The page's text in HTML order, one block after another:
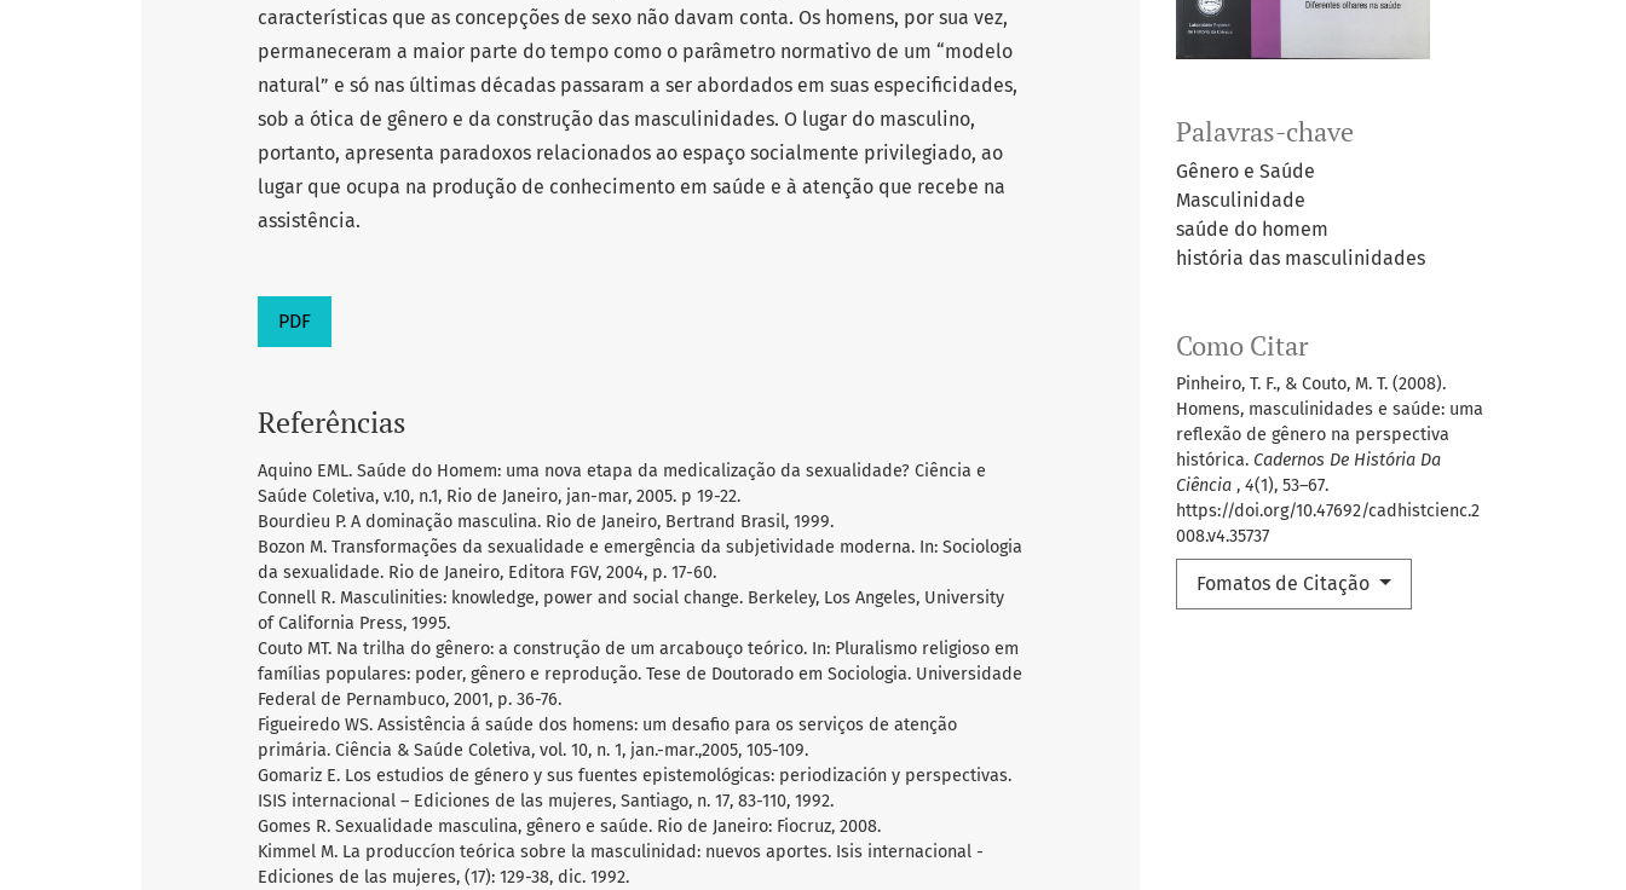
Palavras-chave
Gênero e Saúde
Masculinidade
saúde do homem
história das masculinidades
Como Citar
Pinheiro, T. F., & Couto, M. T. (2008).
Homens, masculinidades e saúde: uma
reflexão de gênero na perspectiva
histórica. Cadernos De História Da
Ciência , 4(1), 53–67.
https://doi.org/10.47692/cadhistcienc.2
008.v4.35737
Fomatos de Citação
características que as concepções de sexo não davam conta. Os homens, por sua vez,
permaneceram a maior parte do tempo como o parâmetro normativo de um “modelo
natural” e só nas últimas décadas passaram a ser abordados em suas especificidades,
sob a ótica de gênero e da construção das masculinidades. O lugar do masculino,
portanto, apresenta paradoxos relacionados ao espaço socialmente privilegiado, ao
lugar que ocupa na produção de conhecimento em saúde e à atenção que recebe na
assistência.
PDF
Referências
Aquino EML. Saúde do Homem: uma nova etapa da medicalização da sexualidade? Ciência e
Saúde Coletiva, v.10, n.1, Rio de Janeiro, jan-mar, 2005. p 19-22.
Bourdieu P. A dominação masculina. Rio de Janeiro, Bertrand Brasil, 1999.
Bozon M. Transformações da sexualidade e emergência da subjetividade moderna. In: Sociologia
da sexualidade. Rio de Janeiro, Editora FGV, 2004, p. 17-60.
Connell R. Masculinities: knowledge, power and social change. Berkeley, Los Angeles, University
of California Press, 1995.
Couto MT. Na trilha do gênero: a construção de um arcabouço teórico. In: Pluralismo religioso em
famílias populares: poder, gênero e reprodução. Tese de Doutorado em Sociologia. Universidade
Federal de Pernambuco, 2001, p. 36-76.
Figueiredo WS. Assistência á saúde dos homens: um desafio para os serviços de atenção
primária. Ciência & Saúde Coletiva, vol. 10, n. 1, jan.-mar.,2005, 105-109.
Gomariz E. Los estudios de género y sus fuentes epistemológicas: periodización y perspectivas.
ISIS internacional – Ediciones de las mujeres, Santiago, n. 17, 83-110, 1992.
Gomes R. Sexualidade masculina, gênero e saúde. Rio de Janeiro: Fiocruz, 2008.
Kimmel M. La produccíon teórica sobre la masculinidad: nuevos aportes. Isis internacional -
Ediciones de las mujeres, (17): 129-38, dic. 1992.